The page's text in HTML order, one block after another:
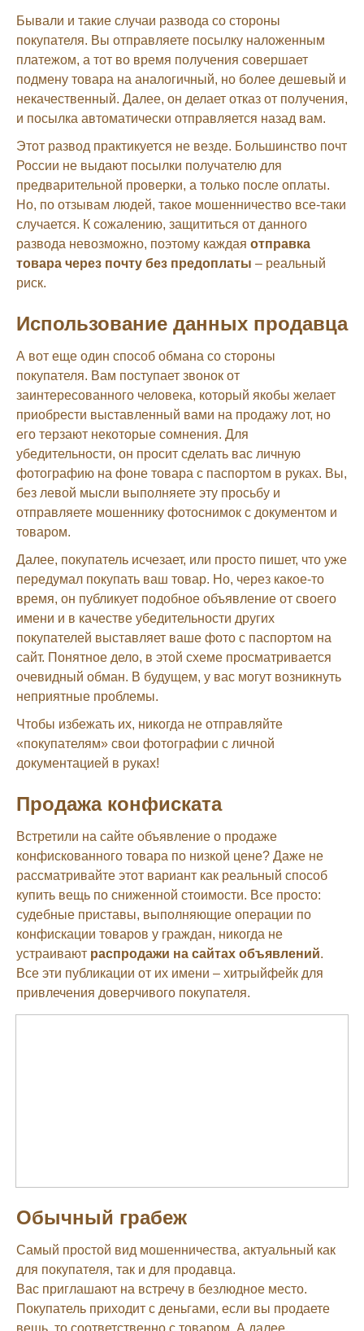
Бывали и такие случаи развода со стороны
покупателя. Вы отправляете посылку наложенным
платежом, а тот во время получения совершает
подмену товара на аналогичный, но более дешевый и
некачественный. Далее, он делает отказ от получения,
и посылка автоматически отправляется назад вам.
Этот развод практикуется не везде. Большинство почт
России не выдают посылки получателю для
предварительной проверки, а только после оплаты.
Но, по отзывам людей, такое мошенничество все-таки
случается. К сожалению, защититься от данного
развода невозможно, поэтому каждая отправка
товара через почту без предоплаты – реальный
риск.
Использование данных продавца
А вот еще один способ обмана со стороны
покупателя. Вам поступает звонок от
заинтересованного человека, который якобы желает
приобрести выставленный вами на продажу лот, но
его терзают некоторые сомнения. Для
убедительности, он просит сделать вас личную
фотографию на фоне товара с паспортом в руках. Вы,
без левой мысли выполняете эту просьбу и
отправляете мошеннику фотоснимок с документом и
товаром.
Далее, покупатель исчезает, или просто пишет, что уже
передумал покупать ваш товар. Но, через какое-то
время, он публикует подобное объявление от своего
имени и в качестве убедительности других
покупателей выставляет ваше фото с паспортом на
сайт. Понятное дело, в этой схеме просматривается
очевидный обман. В будущем, у вас могут возникнуть
неприятные проблемы.
Чтобы избежать их, никогда не отправляйте
«покупателям» свои фотографии с личной
документацией в руках!
Продажа конфиската
Встретили на сайте объявление о продаже
конфискованного товара по низкой цене? Даже не
рассматривайте этот вариант как реальный способ
купить вещь по сниженной стоимости. Все просто:
судебные приставы, выполняющие операции по
конфискации товаров у граждан, никогда не
устраивают распродажи на сайтах объявлений.
Все эти публикации от их имени – хитрыйфейк для
привлечения доверчивого покупателя.
Обычный грабеж
Самый простой вид мошенничества, актуальный как
для покупателя, так и для продавца.
Вас приглашают на встречу в безлюдное место.
Покупатель приходит с деньгами, если вы продаете
вещь, то соответственно с товаром. А далее,